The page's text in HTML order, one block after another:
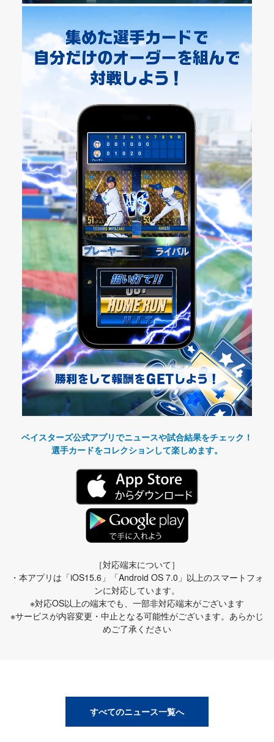
ベイスターズ公式アプリでニュースや試合結果をチェック！
選手カードをコレクションして楽しめます。
［対応端末について］
・本アプリは「iOS15.6」「Android OS 7.0」以上のスマートフォ
ンに対応しています。
※対応OS以上の端末でも、一部非対応端末がございます
※サービスが内容変更・中止となる可能性がございます。あらかじ
めご了承ください
すべてのニュース一覧へ